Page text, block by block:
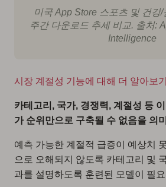
미국 App Store 스포츠 및 건강
주간 다운로드 추세 비교. 출처:
Intelligence
시장 계절성 기능에 대해 더 알아보기
카테고리, 국가, 경쟁력, 계절성 등
가 순위만으로 구축될 수 없음을 의
예측 가능한 계절적 급증이 예상치
으로 오해되지 않도록 카테고리 및
과를 설명하도록 훈련된 모델이 필